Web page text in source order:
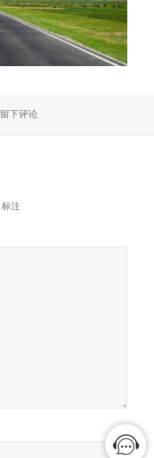
于500534517_wx
留下评论
标注